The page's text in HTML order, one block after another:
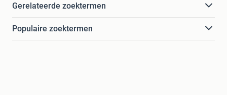
Gerelateerde zoektermen
Populaire zoektermen